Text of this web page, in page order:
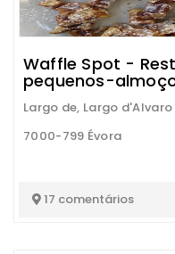
Waffle Spot -
pequenos-
Largo de, Largo d'Alvaro
7000-799 Évora
17 comentários